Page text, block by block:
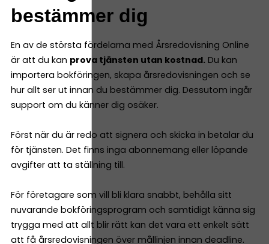
bestämmer dig
En av de största fördelarna med Årsredovisning Online
är att du kan prova tjänsten utan kostnad. Du kan
importera bokföringen, skapa årsredovisningen och se
hur allt ser ut innan du bestämmer dig. Dessutom ingår
support om du känner dig osäker.
Först när du är redo att signera och skicka in betalar du
för tjänsten. Det finns inga abonnemang eller löpande
avgifter att ta ställning till.
För företagare som vill bli klara snabbt, behålla sitt
nuvarande bokföringsprogram och samtidigt känna sig
trygga med att allt blir rätt kan det vara ett enkelt sätt
att få årsredovisningen över mållinjen innan deadline.